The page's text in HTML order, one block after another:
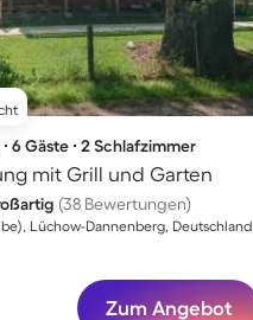
6 Gäste ∙ 2 Schlafzimmer
mit Grill und Garten
(38 Bewertungen)
Lüchow-Dannenberg, Deutschland
Zum Angebot